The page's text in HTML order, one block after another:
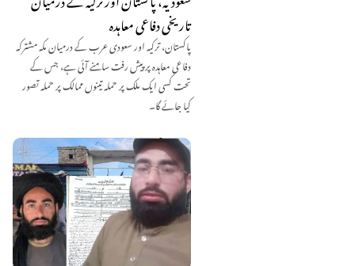
تاریخی دفاعی معاہدہ
پاکستان، ترکیہ اور سعودی عرب کے درمیان مکہ مشترکہ
دفاعی معاہدہ پر پیش رفت سامنے آئی ہے، جس کے
تحت کسی ایک ملک پر حملہ تینوں ممالک پر حملہ تصور
کیا جائے گا۔